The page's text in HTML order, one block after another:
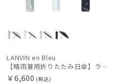
LANVIN en Bleu
【晴雨兼用折りたたみ日傘】ランバン オン ブルー (LANVIN en Bleu) ラインドローイング
￥6,600 (税込)